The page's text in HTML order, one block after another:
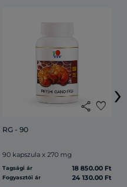
share favorite
RG - 90
90 kapszula x 270 mg
Tagsági ár 18 850.00 Ft
Fogyasztói ár 24 130.00 Ft
›